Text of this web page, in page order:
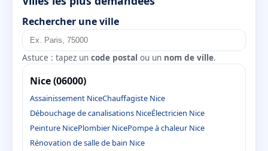
Rechercher une ville
Astuce : tapez un code postal ou un nom de ville.
Nice (06000)
Assainissement NiceChauffagiste Nice
Débouchage de canalisations NiceÉlectricien Nice
Peinture NicePlombier NicePompe à chaleur Nice
Rénovation de salle de bain Nice